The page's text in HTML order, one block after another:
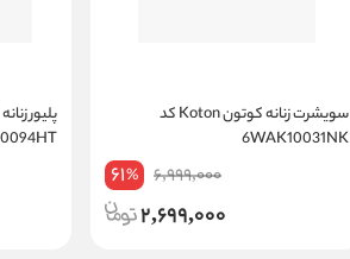
سویشرت زنانه کوتون Koton کد
6WAK10031NK
6,999,000
61%
2,699,000